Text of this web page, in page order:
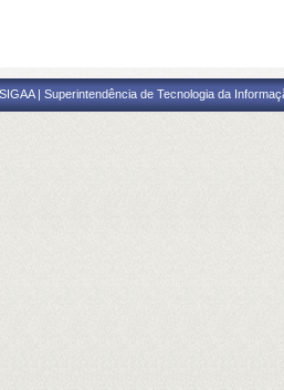
SIGAA | Superintendência de Tecnologia da